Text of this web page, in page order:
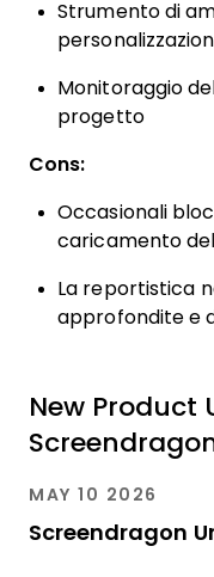
Strumento di
Monitoraggio
progetto
Cons:
Occasionali
caricamento
La reportistica
approfondite e
New Product
MAY 10 2026
Screendragon